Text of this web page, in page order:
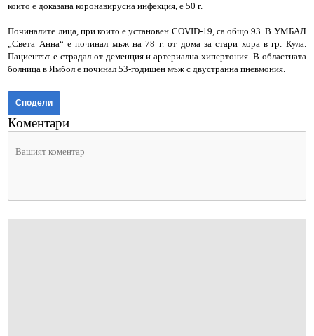
които е доказана коронавирусна инфекция, е 50 г.
Починалите лица, при които е установен COVID-19, са общо 93. В УМБАЛ
„Света Анна“ е починал мъж на 78 г. от дома за стари хора в гр. Кула.
Пациентът е страдал от деменция и артериална хипертония. В областната
болница в Ямбол е починал 53-годишен мъж с двустранна пневмония.
Сподели
Коментари